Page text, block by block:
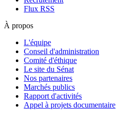
Flux RSS
À propos
L'équipe
Conseil d'administration
Comité d'éthique
Le site du Sénat
Nos partenaires
Marchés publics
Rapport d'activités
Appel à projets documentaire